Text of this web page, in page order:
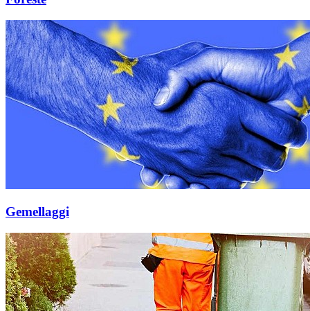
Gemellaggi